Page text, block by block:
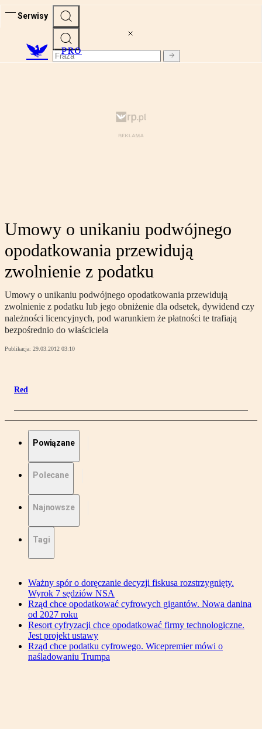
Serwisy
PRO
Umowy o unikaniu podwójnego
opodatkowania przewidują
zwolnienie z podatku
Umowy o unikaniu podwójnego opodatkowania przewidują
zwolnienie z podatku lub jego obniżenie dla odsetek, dywidend czy
należności licencyjnych, pod warunkiem że płatności te trafiają
bezpośrednio do właściciela
Publikacja: 29.03.2012 03:10
Red
Powiązane
Polecane
Najnowsze
Tagi
Ważny spór o doręczanie decyzji fiskusa rozstrzygnięty.
Wyrok 7 sędziów NSA
Rząd chce opodatkować cyfrowych gigantów. Nowa danina
od 2027 roku
Resort cyfryzacji chce opodatkować firmy technologiczne.
Jest projekt ustawy
Rząd chce podatku cyfrowego. Wicepremier mówi o
naśladowaniu Trumpa